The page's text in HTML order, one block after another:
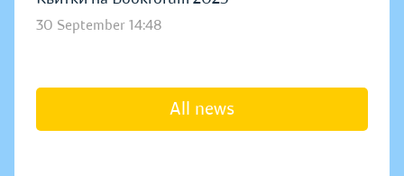
30 September 14:48
All news